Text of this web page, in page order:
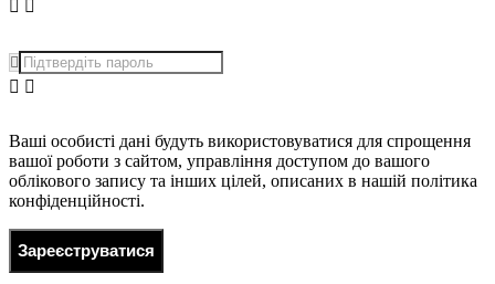
Ваші особисті дані будуть використовуватися для спрощення
вашої роботи з сайтом, управління доступом до вашого
облікового запису та інших цілей, описаних в нашій політика
конфіденційності.
Зареєструватися